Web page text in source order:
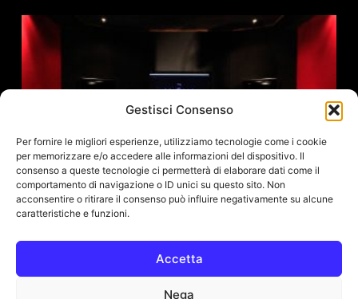
Gestisci Consenso
Per fornire le migliori esperienze, utilizziamo tecnologie come i cookie
per memorizzare e/o accedere alle informazioni del dispositivo. Il
consenso a queste tecnologie ci permetterà di elaborare dati come il
comportamento di navigazione o ID unici su questo sito. Non
acconsentire o ritirare il consenso può influire negativamente su alcune
caratteristiche e funzioni.
Accetta
Nega
Hauptmonitorsystem (Paar)